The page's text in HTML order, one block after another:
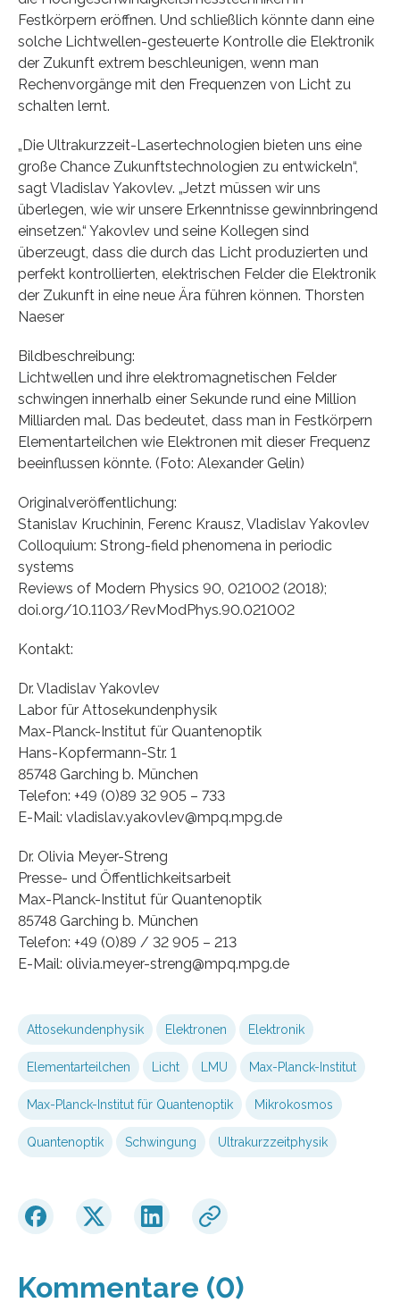
Festkörpern eröffnen. Und schließlich könnte dann eine
solche Lichtwellen-gesteuerte Kontrolle die Elektronik
der Zukunft extrem beschleunigen, wenn man
Rechenvorgänge mit den Frequenzen von Licht zu
schalten lernt.
„Die Ultrakurzzeit-Lasertechnologien bieten uns eine
große Chance Zukunftstechnologien zu entwickeln“,
sagt Vladislav Yakovlev. „Jetzt müssen wir uns
überlegen, wie wir unsere Erkenntnisse gewinnbringend
einsetzen.“ Yakovlev und seine Kollegen sind
überzeugt, dass die durch das Licht produzierten und
perfekt kontrollierten, elektrischen Felder die Elektronik
der Zukunft in eine neue Ära führen können. Thorsten
Naeser
Bildbeschreibung:
Lichtwellen und ihre elektromagnetischen Felder
schwingen innerhalb einer Sekunde rund eine Million
Milliarden mal. Das bedeutet, dass man in Festkörpern
Elementarteilchen wie Elektronen mit dieser Frequenz
beeinflussen könnte. (Foto: Alexander Gelin)
Originalveröffentlichung:
Stanislav Kruchinin, Ferenc Krausz, Vladislav Yakovlev
Colloquium: Strong-field phenomena in periodic
systems
Reviews of Modern Physics 90, 021002 (2018);
doi.org/10.1103/RevModPhys.90.021002
Kontakt:
Dr. Vladislav Yakovlev
Labor für Attosekundenphysik
Max-Planck-Institut für Quantenoptik
Hans-Kopfermann-Str. 1
85748 Garching b. München
Telefon: +49 (0)89 32 905 – 733
E-Mail: vladislav.yakovlev@mpq.mpg.de
Dr. Olivia Meyer-Streng
Presse- und Öffentlichkeitsarbeit
Max-Planck-Institut für Quantenoptik
85748 Garching b. München
Telefon: +49 (0)89 / 32 905 – 213
E-Mail: olivia.meyer-streng@mpq.mpg.de
Attosekundenphysik Elektronen Elektronik
Elementarteilchen Licht LMU Max-Planck-Institut
Max-Planck-Institut für Quantenoptik Mikrokosmos
Quantenoptik Schwingung Ultrakurzzeitphysik
Kommentare (0)